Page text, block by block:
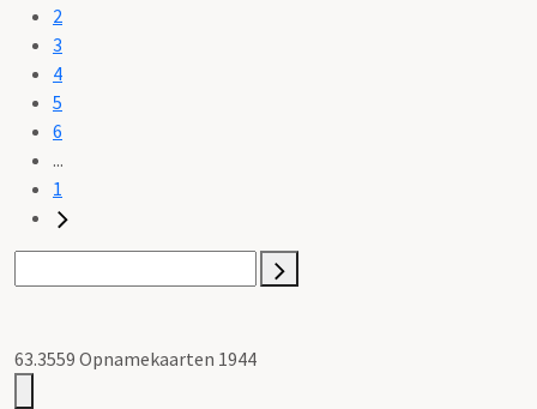
2
3
4
5
6
...
1
63.3559 Opnamekaarten 1944